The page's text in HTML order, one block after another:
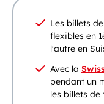
Les billets
flexibles en
l'autre en
Avec la
pendant un
les billets de